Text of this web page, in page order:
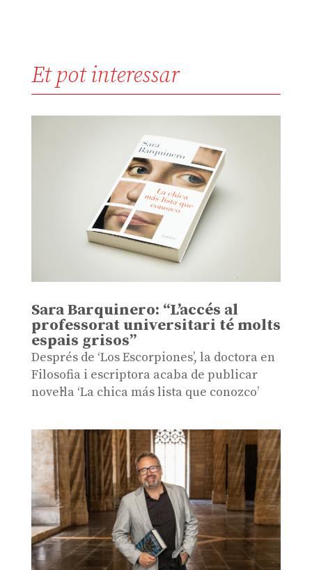
Et pot interessar
Sara Barquinero: “L’accés al
professorat universitari té molts
espais grisos”
Després de ‘Los Escorpiones’, la doctora en
Filosofia i escriptora acaba de publicar
novel·la ‘La chica más lista que conozco’